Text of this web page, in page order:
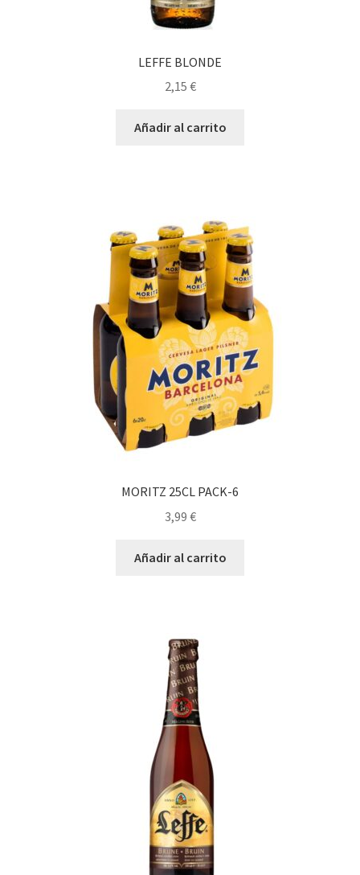
LEFFE BLONDE
2,15 €
Añadir al carrito
MORITZ 25CL PACK-6
3,99 €
Añadir al carrito